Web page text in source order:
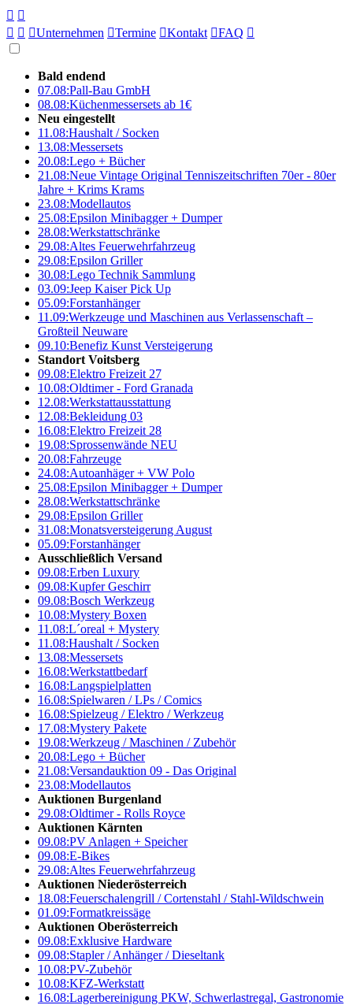
 
  Unternehmen Termine Kontakt FAQ 
Bald endend
07.08:Pall-Bau GmbH
08.08:Küchenmessersets ab 1€
Neu eingestellt
11.08:Haushalt / Socken
13.08:Messersets
20.08:Lego + Bücher
21.08:Neue Vintage Original Tenniszeitschriften 70er - 80er
Jahre + Krims Krams
23.08:Modellautos
25.08:Epsilon Minibagger + Dumper
28.08:Werkstattschränke
29.08:Altes Feuerwehrfahrzeug
29.08:Epsilon Griller
30.08:Lego Technik Sammlung
03.09:Jeep Kaiser Pick Up
05.09:Forstanhänger
11.09:Werkzeuge und Maschinen aus Verlassenschaft –
Großteil Neuware
09.10:Benefiz Kunst Versteigerung
Standort Voitsberg
09.08:Elektro Freizeit 27
10.08:Oldtimer - Ford Granada
12.08:Werkstattausstattung
12.08:Bekleidung 03
16.08:Elektro Freizeit 28
19.08:Sprossenwände NEU
20.08:Fahrzeuge
24.08:Autoanhäger + VW Polo
25.08:Epsilon Minibagger + Dumper
28.08:Werkstattschränke
29.08:Epsilon Griller
31.08:Monatsversteigerung August
05.09:Forstanhänger
Ausschließlich Versand
09.08:Erben Luxury
09.08:Kupfer Geschirr
09.08:Bosch Werkzeug
10.08:Mystery Boxen
11.08:L´oreal + Mystery
11.08:Haushalt / Socken
13.08:Messersets
16.08:Werkstattbedarf
16.08:Langspielplatten
16.08:Spielwaren / LPs / Comics
16.08:Spielzeug / Elektro / Werkzeug
17.08:Mystery Pakete
19.08:Werkzeug / Maschinen / Zubehör
20.08:Lego + Bücher
21.08:Versandauktion 09 - Das Original
23.08:Modellautos
Auktionen Burgenland
29.08:Oldtimer - Rolls Royce
Auktionen Kärnten
09.08:PV Anlagen + Speicher
09.08:E-Bikes
29.08:Altes Feuerwehrfahrzeug
Auktionen Niederösterreich
18.08:Feuerschalengrill / Cortenstahl / Stahl-Wildschwein
01.09:Formatkreissäge
Auktionen Oberösterreich
09.08:Exklusive Hardware
09.08:Stapler / Anhänger / Dieseltank
10.08:PV-Zubehör
10.08:KFZ-Werkstatt
16.08:Lagerbereinigung PKW, Schwerlastregal, Gastronomie